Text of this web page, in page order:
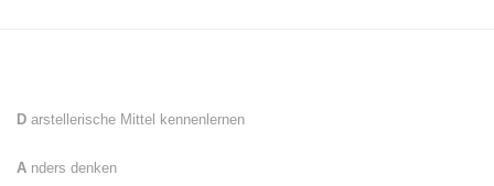
D arstellerische Mittel kennenlernen
A nders denken